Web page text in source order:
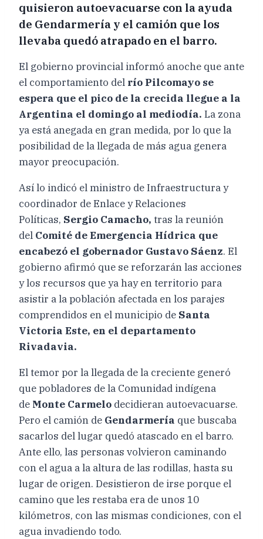
quisieron autoevacuarse con la ayuda
de Gendarmería y el camión que los
llevaba quedó atrapado en el barro.
El gobierno provincial informó anoche que ante
el comportamiento del río Pilcomayo se
espera que el pico de la crecida llegue a la
Argentina el domingo al mediodía. La zona
ya está anegada en gran medida, por lo que la
posibilidad de la llegada de más agua genera
mayor preocupación.
Así lo indicó el ministro de Infraestructura y
coordinador de Enlace y Relaciones
Políticas, Sergio Camacho, tras la reunión
del Comité de Emergencia Hídrica que
encabezó el gobernador Gustavo Sáenz. El
gobierno afirmó que se reforzarán las acciones
y los recursos que ya hay en territorio para
asistir a la población afectada en los parajes
comprendidos en el municipio de Santa
Victoria Este, en el departamento
Rivadavia.
El temor por la llegada de la creciente generó
que pobladores de la Comunidad indígena
de Monte Carmelo decidieran autoevacuarse.
Pero el camión de Gendarmería que buscaba
sacarlos del lugar quedó atascado en el barro.
Ante ello, las personas volvieron caminando
con el agua a la altura de las rodillas, hasta su
lugar de origen. Desistieron de irse porque el
camino que les restaba era de unos 10
kilómetros, con las mismas condiciones, con el
agua invadiendo todo.